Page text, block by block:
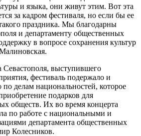
и языка, они живут этим. Вот эта
за кадром фестиваля, но если бы ее
праздника. Мы благодарны
и департаменту общественных
в вопросе сохранения культур
Севастополя, выступившего
фестиваль подержало и
по делам национальностей, которое
подарков для
обществ. Их во время концерта
по работе с национальными и
департамента общественных
Колесников.